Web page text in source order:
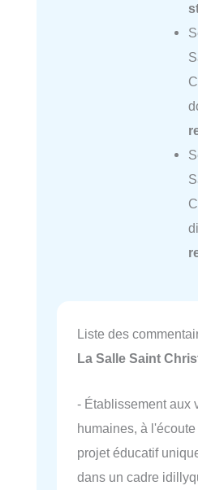
Liste des
La Salle Saint
- Établissement aux
humaines, à
projet éducatif
dans un cadre